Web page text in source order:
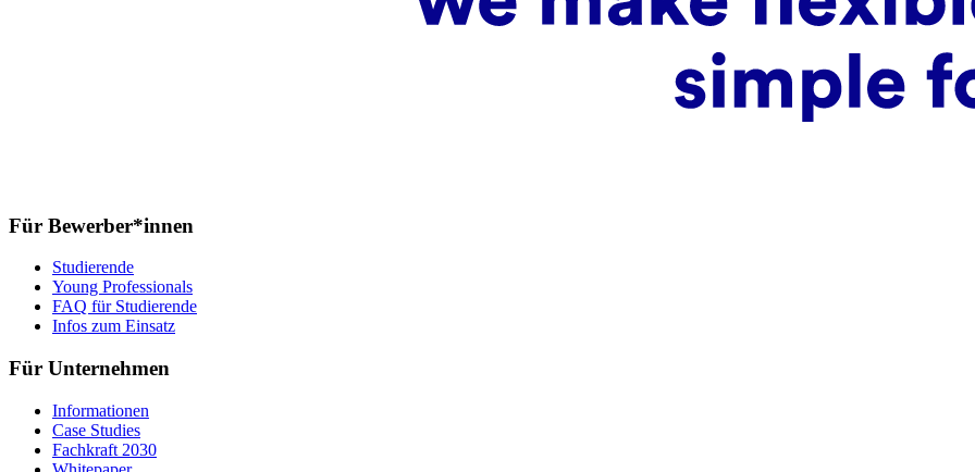
Für Bewerber*innen
Studierende
Young Professionals
FAQ für Studierende
Infos zum Einsatz
Für Unternehmen
Informationen
Case Studies
Fachkraft 2030